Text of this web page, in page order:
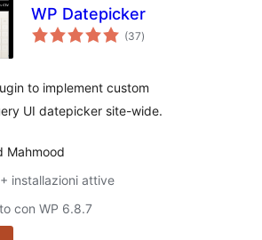
WP Datepicker
(37valutazioni
totali
)
to implement custom
UI datepicker site-wide.
Mahmood
installazioni attive
con WP 6.8.7